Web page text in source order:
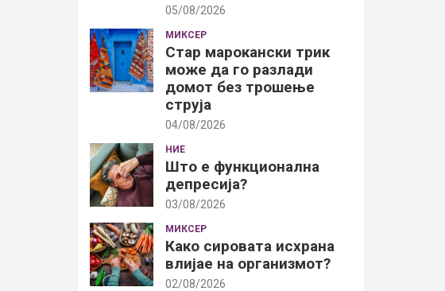
05/08/2026
МИКСЕР
Стар марокански трик
може да го разлади
домот без трошење
струја
04/08/2026
НИЕ
Што е функционална
депресија?
03/08/2026
МИКСЕР
Како сировата исхрана
влијае на организмот?
02/08/2026